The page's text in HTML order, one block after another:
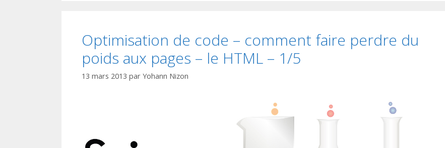
Optimisation de code – comment faire perdre du
poids aux pages – le HTML – 1/5
13 mars 2013 par Yohann Nizon